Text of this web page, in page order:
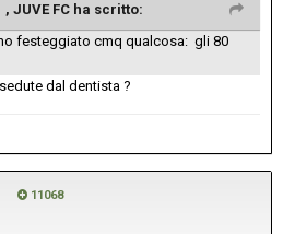
, JUVE FC ha scritto:
festeggiato cmq qualcosa: gli 80
dal dentista ?
11068